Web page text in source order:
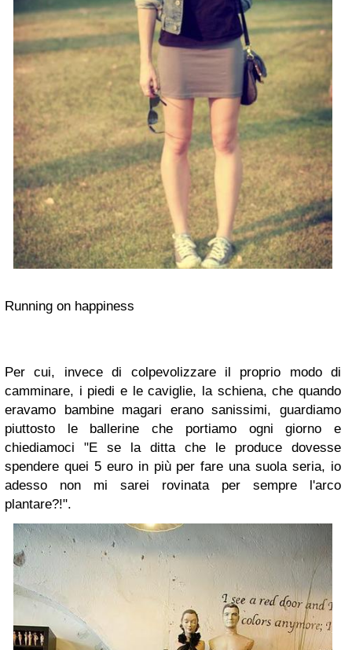
Running on happiness
Per cui, invece di colpevolizzare il proprio modo di
camminare, i piedi e le caviglie, la schiena, che quando
eravamo bambine magari erano sanissimi, guardiamo
piuttosto le ballerine che portiamo ogni giorno e
chiediamoci "E se la ditta che le produce dovesse
spendere quei 5 euro in più per fare una suola seria, io
adesso non mi sarei rovinata per sempre l'arco
plantare?!".